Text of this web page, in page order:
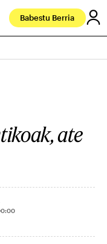
Babestu Berria
ate